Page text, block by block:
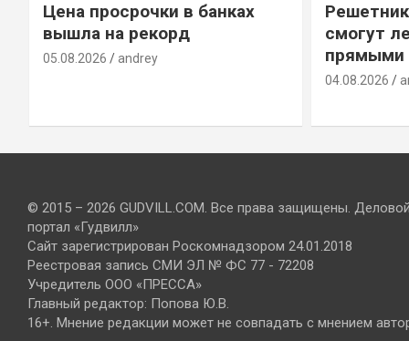
Цена просрочки в банках
вышла на рекорд
05.08.2026 andrey
смогут
прямыми
04.08.2026
© 2015 – 2026 GUDVILL.COM. Все права защищены.
портал «Гудвилл»
Сайт зарегистрирован Роскомнадзором 24.01.2018
Реестровая запись СМИ ЭЛ № ФС 77 - 72208
Учредитель ООО «ПРЕССА»
Главный редактор: Попова Ю.В.
16+. Мнение редакции может не совпадать с мнением